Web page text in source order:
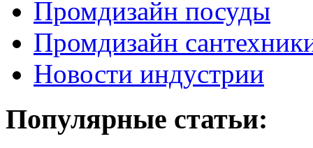
Промдизайн посуды
Промдизайн
Новости индустрии
Популярные статьи: